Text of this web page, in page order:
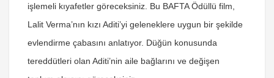
işlemeli kıyafetler göreceksiniz. Bu BAFTA Ödüllü film,
Lalit Verma’nın kızı Aditi’yi geleneklere uygun bir şekilde
evlendirme çabasını anlatıyor. Düğün konusunda
tereddütleri olan Aditi’nin aile bağlarını ve değişen